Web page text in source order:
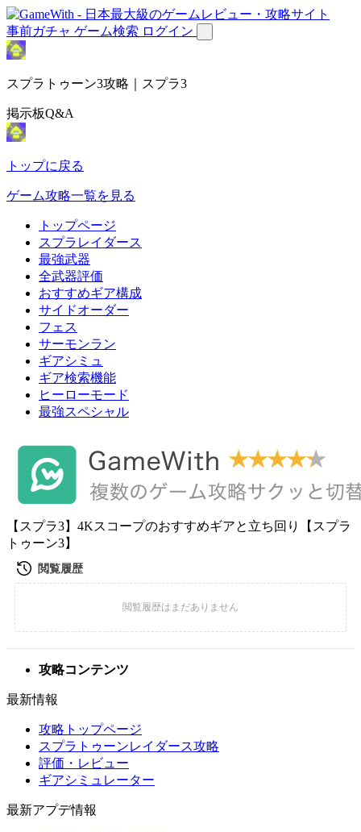
事前ガチャ ゲーム検索 ログイン
スプラトゥーン3攻略｜スプラ3
掲示板Q&A
トップに戻る
ゲーム攻略一覧を見る
トップページ
スプラレイダース
最強武器
全武器評価
おすすめギア構成
サイドオーダー
フェス
サーモンラン
ギアシミュ
ギア検索機能
ヒーローモード
最強スペシャル
【スプラ3】4Kスコープのおすすめギアと立ち回り【スプラ
トゥーン3】
攻略コンテンツ
最新情報
攻略トップページ
スプラトゥーンレイダース攻略
評価・レビュー
ギアシミュレーター
最新アプデ情報